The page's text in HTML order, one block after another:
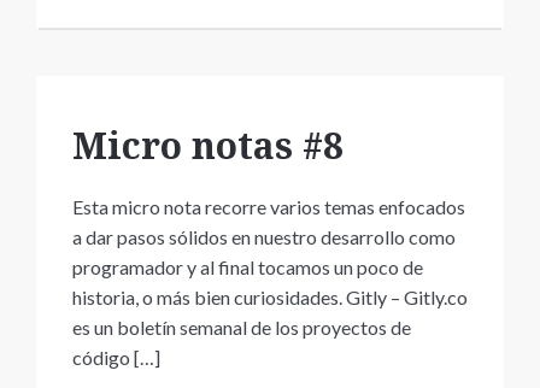
Micro notas #8
Esta micro nota recorre varios temas enfocados
a dar pasos sólidos en nuestro desarrollo como
programador y al final tocamos un poco de
historia, o más bien curiosidades. Gitly – Gitly.co
es un boletín semanal de los proyectos de
código […]